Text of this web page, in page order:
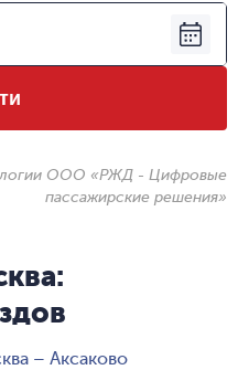
ООО «РЖД - Цифровые
пассажирские решения»
– Аксаково